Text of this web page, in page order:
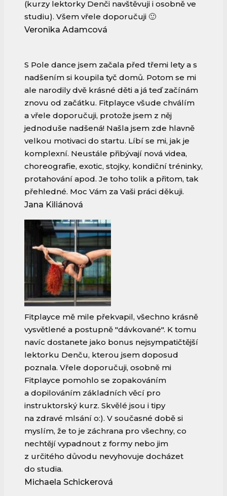
(kurzy lektorky Denči navštěvuji i osobně ve
studiu). Všem vřele doporučuji 🙂
Veronika Adamcová
S Pole dance jsem začala před třemi lety a s
nadšením si koupila tyč domů. Potom se mi
ale narodily dvě krásné děti a já teď začínám
znovu od začátku. Fitplayce všude chválím
a vřele doporučuji, protože jsem z něj
jednoduše nadšená! Našla jsem zde hlavně
velkou motivaci do startu. Líbí se mi, jak je
komplexní. Neustále přibývají nová videa,
choreografie, exotic, stojky, kondiční tréninky,
protahování apod. Je toho tolik a přitom, tak
přehledné. Moc Vám za Vaši práci děkuji.
Jana Kiliánová
Fitplayce mě mile překvapil, všechno krásně
vysvětlené a postupně "dávkované". K tomu
navíc dostanete jako bonus nejsympatičtější
lektorku Denču, kterou jsem doposud
poznala. Vřele doporučuji, osobně mi
Fitplayce pomohlo se zopakováním
a dopilováním základních věcí pro
instruktorský kurz. Skvělé jsou i tipy
na zdravé mlsání o:). V současné době si
myslím, že to je záchrana pro všechny, co
nechtějí vypadnout z formy nebo jim
z určitého důvodu nevyhovuje docházet
do studia.
Michaela Schickerová